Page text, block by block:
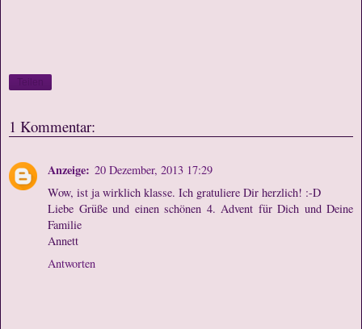
1 Kommentar:
Anzeige: 20 Dezember, 2013 17:29
Wow, ist ja wirklich klasse. Ich gratuliere Dir herzlich! :-D
Liebe Grüße und einen schönen 4. Advent für Dich und Deine
Familie
Annett
Antworten